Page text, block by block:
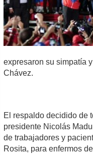
expresaron su simpatía
Chávez.
El respaldo decidido de
presidente Nicolás
de trabajadores y
Rosita, para enfermos